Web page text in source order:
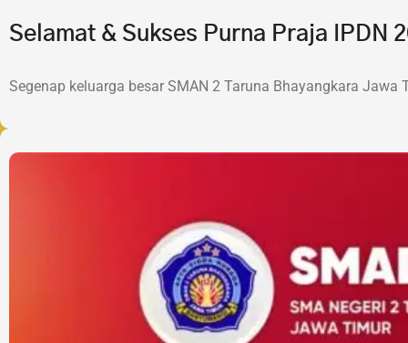
Selamat & Sukses Purna Praja IPDN
Segenap keluarga besar SMAN 2 Taruna Bhayangkara Jawa